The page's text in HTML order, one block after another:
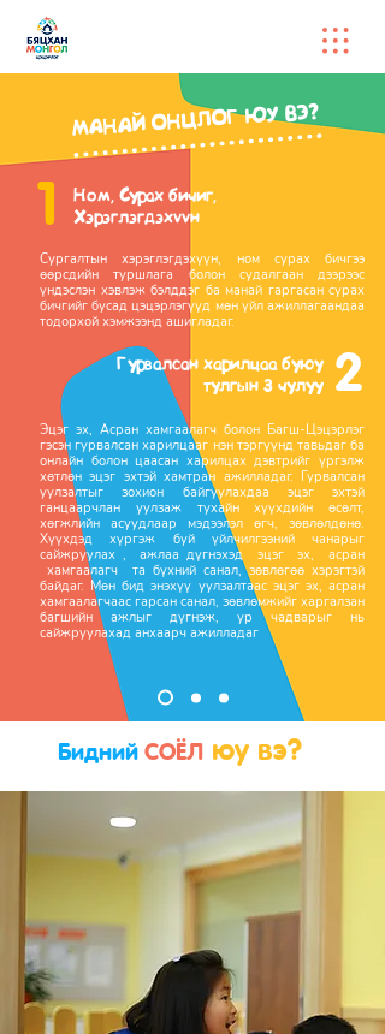
МАНАЙ ОНЦЛОГ ЮУ ВЭ?
Ном, Сурах бичиг,
Хэрэглэгдэхvvн
1
Сургалтын хэрэглэгдэхүүн, ном сурах бичгээ
өөрсдийн туршлага болон судалгаан дээрээс
үндэслэн хэвлэж бэлддэг ба манай гаргасан сурах
бичгийг бусад цэцэрлэгүүд мөн үйл ажиллагаандаа
тодорхой хэмжээнд ашигладаг.
Гурвалсан харилцаа буюу
тулгын 3 чулуу 2
Эцэг эх, Асран хамгаалагч болон Багш-Цэцэрлэг
гэсэн гурвалсан харилцааг нэн тэргүүнд тавьдаг ба
онлайн болон цаасан харилцах дэвтрийг үргэлж
хөтлөн эцэг эхтэй хамтран ажилладаг. Гурвалсан
уулзалтыг зохион байгуулахдаа эцэг эхтэй
ганцаарчлан уулзаж тухайн хүүхдийн өсөлт,
хөгжлийн асуудлаар мэдээлэл өгч, зөвлөлдөнө.
Хүүхдэд хүргэж буй үйлчилгээний чанарыг
сайжруулах , ажлаа дүгнэхэд эцэг эх, асран
хамгаалагч та бүхний санал, зөвлөгөө хэрэгтэй
байдаг. Мөн бид энэхүү уулзалтаас эцэг эх, асран
хамгаалагчаас гарсан санал, зөвлөмжийг харгалзан
багшийн ажлыг дүгнэж, ур чадварыг нь
сайжруулахад анхаарч ажилладаг
БиднийСОЁЛ юу вэ?